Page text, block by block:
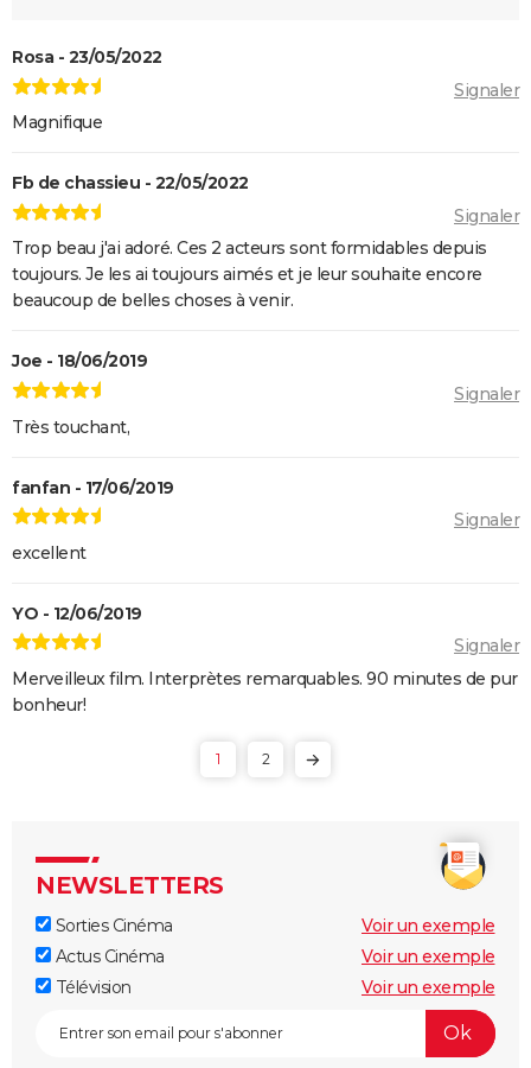
Rosa - 23/05/2022
Signaler
Magnifique
Fb de chassieu - 22/05/2022
Signaler
Trop beau j'ai adoré. Ces 2 acteurs sont formidables depuis
toujours. Je les ai toujours aimés et je leur souhaite encore
beaucoup de belles choses à venir.
Joe - 18/06/2019
Signaler
Très touchant,
fanfan - 17/06/2019
Signaler
excellent
YO - 12/06/2019
Signaler
Merveilleux film. Interprètes remarquables. 90 minutes de pur
bonheur!
1 2
NEWSLETTERS
Sorties Cinéma
Voir un exemple
Actus Cinéma
Voir un exemple
Télévision
Voir un exemple